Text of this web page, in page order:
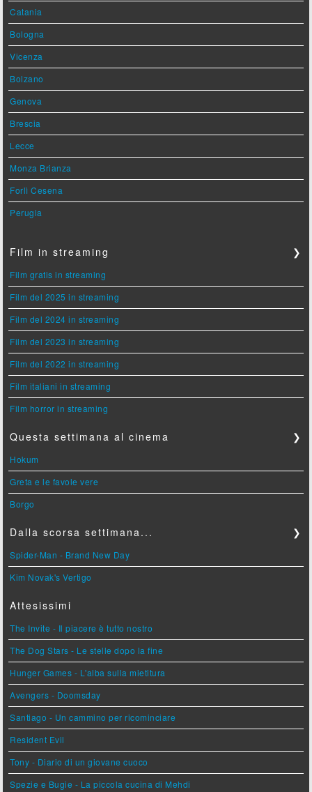
Catania
Bologna
Vicenza
Bolzano
Genova
Brescia
Lecce
Monza Brianza
Forlì Cesena
Perugia
Film in streaming ❯
Film gratis in streaming
Film del 2025 in streaming
Film del 2024 in streaming
Film del 2023 in streaming
Film del 2022 in streaming
Film italiani in streaming
Film horror in streaming
Questa settimana al cinema ❯
Hokum
Greta e le favole vere
Borgo
Dalla scorsa settimana... ❯
Spider-Man - Brand New Day
Kim Novak's Vertigo
Attesissimi
The Invite - Il piacere è tutto nostro
The Dog Stars - Le stelle dopo la fine
Hunger Games - L'alba sulla mietitura
Avengers - Doomsday
Santiago - Un cammino per ricominciare
Resident Evil
Tony - Diario di un giovane cuoco
Spezie e Bugie - La piccola cucina di Mehdi